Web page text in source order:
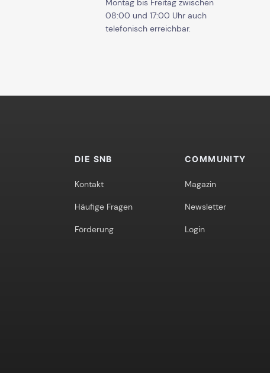
Montag bis Freitag zwischen
08:00 und 17:00 Uhr auch
telefonisch erreichbar.
DIE SNB
Kontakt
Häufige Fragen
Förderung
COMMUNITY
Magazin
Newsletter
Login